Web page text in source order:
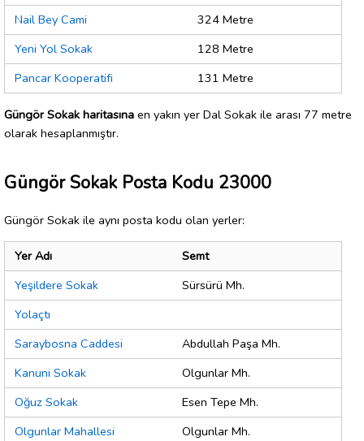
Nail Bey Cami
324 Metre
Yeni Yol Sokak
128 Metre
Pancar Kooperatifi
131 Metre
Güngör Sokak haritasına en yakın yer Dal Sokak ile arası 77 metre
olarak hesaplanmıştır.
Güngör Sokak Posta Kodu 23000
Güngör Sokak ile aynı posta kodu olan yerler:
Yer Adı
Semt
Yeşildere Sokak
Sürsürü Mh.
Yolaçtı
Saraybosna Caddesi
Abdullah Paşa Mh.
Kanuni Sokak
Olgunlar Mh.
Oğuz Sokak
Esen Tepe Mh.
Olgunlar Mahallesi
Olgunlar Mh.